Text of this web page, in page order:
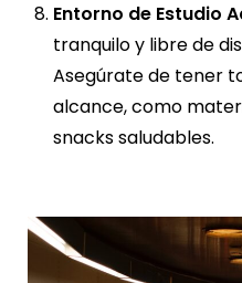
Entorno de Estudio
tranquilo y libre de
Asegúrate de tener
alcance, como
snacks saludables.